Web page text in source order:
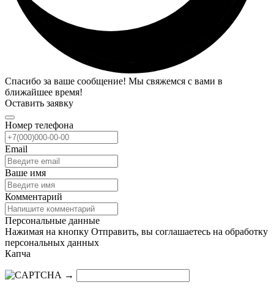
Спасибо за ваше сообщение! Мы свяжемся с вами в
ближайшее время!
Оставить заявку
Номер телефона
Email
Ваше имя
Комментарий
Персональные данные
Нажимая на кнопку Отправить, вы соглашаетесь на обработку
персональных данных
Капча
→